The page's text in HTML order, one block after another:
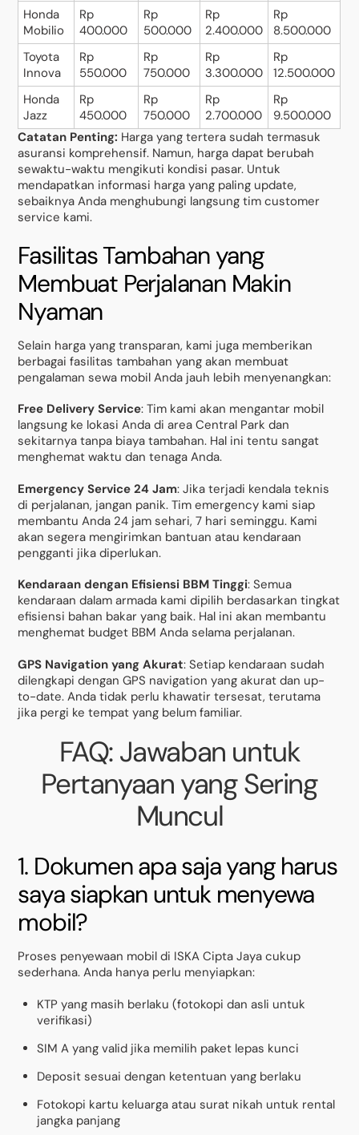
Honda
Mobilio
Rp
400.000
Rp
500.000
Rp
2.400.000
Rp
8.500.000
Toyota
Innova
Rp
550.000
Rp
750.000
Rp
3.300.000
Rp
12.500.000
Honda
Jazz
Rp
450.000
Rp
750.000
Rp
2.700.000
Rp
9.500.000
Catatan Penting: Harga yang tertera sudah termasuk
asuransi komprehensif. Namun, harga dapat berubah
sewaktu-waktu mengikuti kondisi pasar. Untuk
mendapatkan informasi harga yang paling update,
sebaiknya Anda menghubungi langsung tim customer
service kami.
Fasilitas Tambahan yang
Membuat Perjalanan Makin
Nyaman
Selain harga yang transparan, kami juga memberikan
berbagai fasilitas tambahan yang akan membuat
pengalaman sewa mobil Anda jauh lebih menyenangkan:
Free Delivery Service: Tim kami akan mengantar mobil
langsung ke lokasi Anda di area Central Park dan
sekitarnya tanpa biaya tambahan. Hal ini tentu sangat
menghemat waktu dan tenaga Anda.
Emergency Service 24 Jam: Jika terjadi kendala teknis
di perjalanan, jangan panik. Tim emergency kami siap
membantu Anda 24 jam sehari, 7 hari seminggu. Kami
akan segera mengirimkan bantuan atau kendaraan
pengganti jika diperlukan.
Kendaraan dengan Efisiensi BBM Tinggi: Semua
kendaraan dalam armada kami dipilih berdasarkan tingkat
efisiensi bahan bakar yang baik. Hal ini akan membantu
menghemat budget BBM Anda selama perjalanan.
GPS Navigation yang Akurat: Setiap kendaraan sudah
dilengkapi dengan GPS navigation yang akurat dan up-
to-date. Anda tidak perlu khawatir tersesat, terutama
jika pergi ke tempat yang belum familiar.
FAQ: Jawaban untuk
Pertanyaan yang Sering
Muncul
1. Dokumen apa saja yang harus
saya siapkan untuk menyewa
mobil?
Proses penyewaan mobil di ISKA Cipta Jaya cukup
sederhana. Anda hanya perlu menyiapkan:
KTP yang masih berlaku (fotokopi dan asli untuk
verifikasi)
SIM A yang valid jika memilih paket lepas kunci
Deposit sesuai dengan ketentuan yang berlaku
Fotokopi kartu keluarga atau surat nikah untuk rental
jangka panjang